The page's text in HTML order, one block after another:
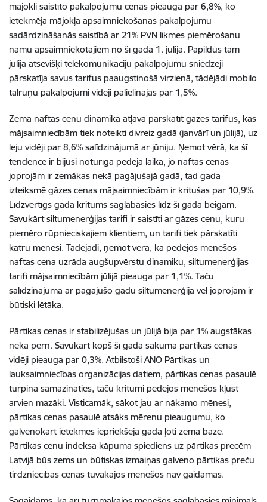
mājokli saistīto pakalpojumu cenas pieauga par 6,8%, ko
ietekmēja mājokļa apsaimniekošanas pakalpojumu
sadārdzināšanās saistībā ar 21% PVN likmes piemērošanu
namu apsaimniekotājiem no šī gada 1. jūlija. Papildus tam
jūlijā atsevišķi telekomunikāciju pakalpojumu sniedzēji
pārskatīja savus tarifus paaugstinošā virzienā, tādējādi mobilo
tālruņu pakalpojumi vidēji palielinājās par 1,5%.
Zema naftas cenu dinamika atļāva pārskatīt gāzes tarifus, kas
mājsaimniecībām tiek noteikti divreiz gadā (janvārī un jūlijā), uz
leju vidēji par 8,6% salīdzinājumā ar jūniju. Ņemot vērā, ka šī
tendence ir bijusi noturīga pēdējā laikā, jo naftas cenas
joprojām ir zemākas nekā pagājušajā gadā, tad gada
izteiksmē gāzes cenas mājsaimniecībām ir kritušas par 10,9%.
Līdzvērtīgs gada kritums saglabāsies līdz šī gada beigām.
Savukārt siltumenerģijas tarifi ir saistīti ar gāzes cenu, kuru
piemēro rūpnieciskajiem klientiem, un tarifi tiek pārskatīti
katru mēnesi. Tādējādi, ņemot vērā, ka pēdējos mēnešos
naftas cena uzrāda augšupvērstu dinamiku, siltumenerģijas
tarifi mājsaimniecībām jūlijā pieauga par 1,1%. Taču
salīdzinājumā ar pagājušo gadu siltumenerģija vēl joprojām ir
būtiski lētāka.
Pārtikas cenas ir stabilizējušas un jūlijā bija par 1% augstākas
nekā pērn. Savukārt kopš šī gada sākuma pārtikas cenas
vidēji pieauga par 0,3%. Atbilstoši ANO Pārtikas un
lauksaimniecības organizācijas datiem, pārtikas cenas pasaulē
turpina samazināties, taču kritumi pēdējos mēnešos kļūst
arvien mazāki. Visticamāk, sākot jau ar nākamo mēnesi,
pārtikas cenas pasaulē atsāks mērenu pieaugumu, ko
galvenokārt ietekmēs iepriekšējā gada ļoti zemā bāze.
Pārtikas cenu indeksa kāpuma spiediens uz pārtikas precēm
Latvijā būs zems un būtiskas izmaiņas galveno pārtikas preču
tirdzniecības cenās tuvākajos mēnešos nav gaidāmas.